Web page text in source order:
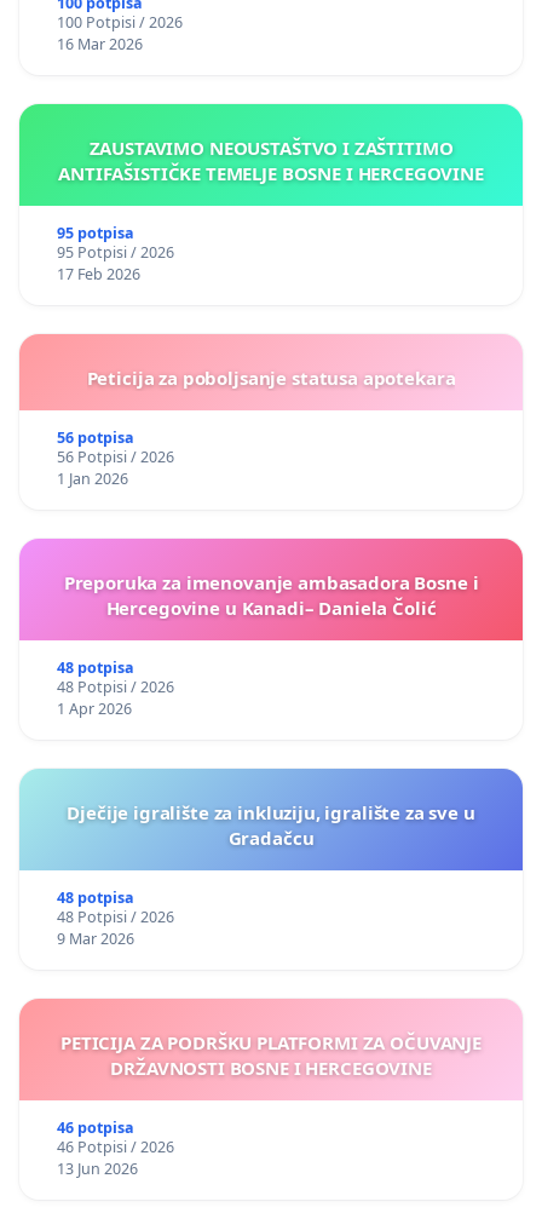
100 Potpisi / 2026
16 Mar 2026
ZAUSTAVIMO NEOUSTAŠTVO I ZAŠTITIMO
ANTIFAŠISTIČKE TEMELJE BOSNE I HERCEGOVINE
95 potpisa
95 Potpisi / 2026
17 Feb 2026
Peticija za poboljsanje statusa apotekara
56 potpisa
56 Potpisi / 2026
1 Jan 2026
Preporuka za imenovanje ambasadora Bosne i
Hercegovine u Kanadi– Daniela Čolić
48 potpisa
48 Potpisi / 2026
1 Apr 2026
Dječije igralište za inkluziju, igralište za sve u
Gradačcu
48 potpisa
48 Potpisi / 2026
9 Mar 2026
PETICIJA ZA PODRŠKU PLATFORMI ZA OČUVANJE
DRŽAVNOSTI BOSNE I HERCEGOVINE
46 potpisa
46 Potpisi / 2026
13 Jun 2026